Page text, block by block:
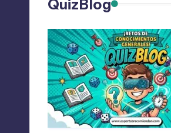
QuizBlog